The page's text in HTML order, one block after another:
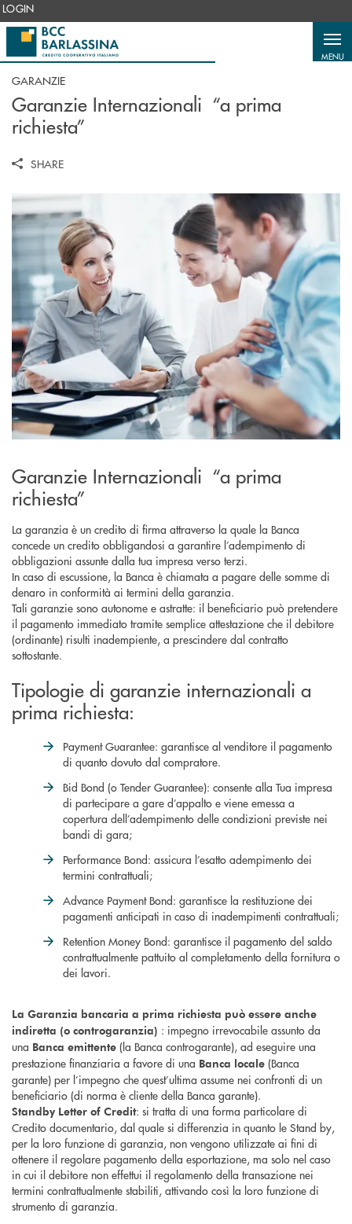
Salta al contenuto principale
LOGIN
MENU
GARANZIE
Garanzie Internazionali “a prima
richiesta”
SHARE
Garanzie Internazionali “a prima
richiesta”
La garanzia è un credito di firma attraverso la quale la Banca
concede un credito obbligandosi a garantire l’adempimento di
obbligazioni assunte dalla tua impresa verso terzi.
In caso di escussione, la Banca è chiamata a pagare delle somme di
denaro in conformità ai termini della garanzia.
Tali garanzie sono autonome e astratte: il beneficiario può pretendere
il pagamento immediato tramite semplice attestazione che il debitore
(ordinante) risulti inadempiente, a prescindere dal contratto
sottostante.
Tipologie di garanzie internazionali a
prima richiesta:
Payment Guarantee: garantisce al venditore il pagamento
di quanto dovuto dal compratore.
Bid Bond (o Tender Guarantee): consente alla Tua impresa
di partecipare a gare d’appalto e viene emessa a
copertura dell’adempimento delle condizioni previste nei
bandi di gara;
Performance Bond: assicura l’esatto adempimento dei
termini contrattuali;
Advance Payment Bond: garantisce la restituzione dei
pagamenti anticipati in caso di inadempimenti contrattuali;
Retention Money Bond: garantisce il pagamento del saldo
contrattualmente pattuito al completamento della fornitura o
dei lavori.
La Garanzia bancaria a prima richiesta può essere anche
indiretta (o controgaranzia) : impegno irrevocabile assunto da
una Banca emittente (la Banca controgarante), ad eseguire una
prestazione finanziaria a favore di una Banca locale (Banca
garante) per l’impegno che quest’ultima assume nei confronti di un
beneficiario (di norma è cliente della Banca garante).
Standby Letter of Credit: si tratta di una forma particolare di
Credito documentario, dal quale si differenzia in quanto le Stand by,
per la loro funzione di garanzia, non vengono utilizzate ai fini di
ottenere il regolare pagamento della esportazione, ma solo nel caso
in cui il debitore non effettui il regolamento della transazione nei
termini contrattualmente stabiliti, attivando così la loro funzione di
strumento di garanzia.